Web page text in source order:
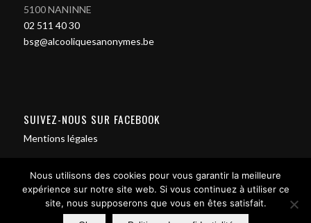
5100 NANINNE
02 511 40 30
bsg@alcooliquesanonymes.be
SUIVEZ-NOUS SUR FACEBOOK
Mentions légales
Nous utilisons des cookies pour vous garantir la meilleure
expérience sur notre site web. Si vous continuez à utiliser ce
site, nous supposerons que vous en êtes satisfait.
Contact us